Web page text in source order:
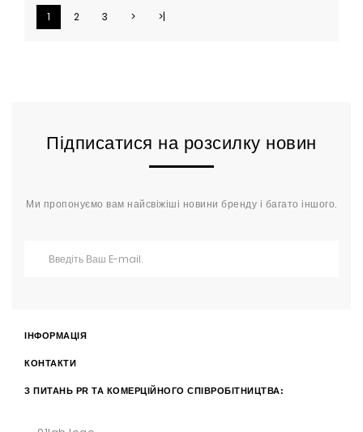
1
2 3 > >|
Підписатися на розсилку новин
Ми пропонуємо вам найсвіжіші новини бренду і багато іншого.
ІНФОРМАЦІЯ
КОНТАКТИ
З ПИТАНЬ PR ТА КОМЕРЦІЙНОГО СПІВРОБІТНИЦТВА: